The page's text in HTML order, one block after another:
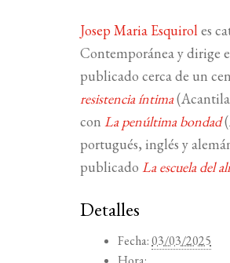
Josep Maria Esquiroles
Contemporánea y dirige
publicado cerca de un
resistencia íntima
conLa penúltima bondad
portugués, inglés y
publicadoLa escuela del
Detalles
Fecha: 03/03/2025